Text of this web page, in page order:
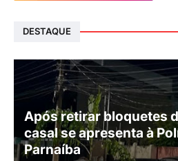
DESTAQUE
Após retirar bloquetes
casal se apresenta à
Parnaíba